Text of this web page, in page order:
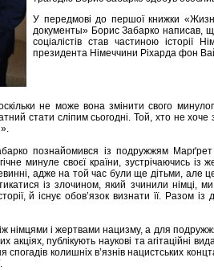
У передмові до першої книжки
документы» Борис Забарко написав,
соціалістів став частиною історії
президента Німеччини Ріхарда фон
не може вона змінити свого
стати сліпим сьогодні. Той, хто не хоче
познайомився із подружжям
минуле своєї країни, зустрічаючись
адже на той час були ще дітьми, але
із злочином, який зчинили німці,
й існує обов’язок визнати її. Разом
німцями і жертвами нацизму, а для
акціях, публікують наукові та агітаційні
колишніх в’язнів нацистських